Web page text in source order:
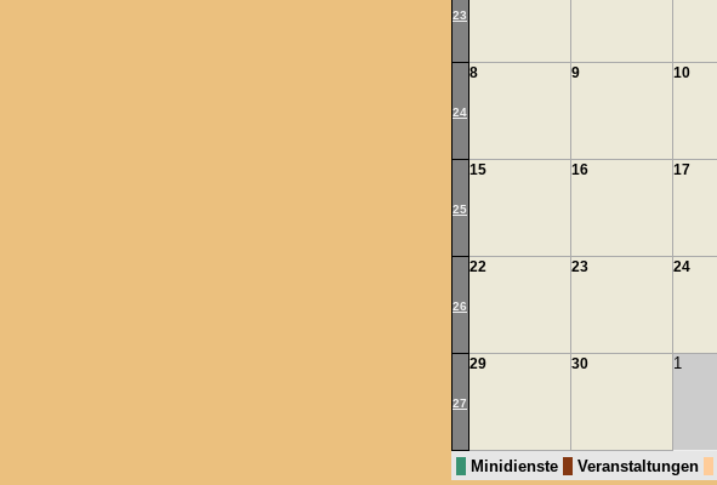
23
24
8 9 10
25
15 16 17
26
22 23 24
27
29 30 1
Minidienste Veranstaltungen